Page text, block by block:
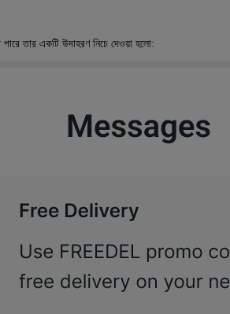
তার একটি উদাহরণ নিচে দেওয়া হলো: